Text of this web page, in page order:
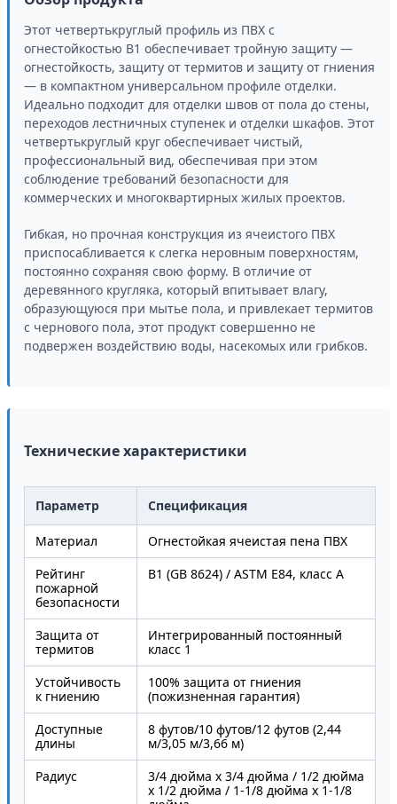
Этот четвертькруглый профиль из ПВХ с
огнестойкостью B1 обеспечивает тройную защиту —
огнестойкость, защиту от термитов и защиту от гниения
— в компактном универсальном профиле отделки.
Идеально подходит для отделки швов от пола до стены,
переходов лестничных ступенек и отделки шкафов. Этот
четвертькруглый круг обеспечивает чистый,
профессиональный вид, обеспечивая при этом
соблюдение требований безопасности для
коммерческих и многоквартирных жилых проектов.
Гибкая, но прочная конструкция из ячеистого ПВХ
приспосабливается к слегка неровным поверхностям,
постоянно сохраняя свою форму. В отличие от
деревянного кругляка, который впитывает влагу,
образующуюся при мытье пола, и привлекает термитов
с чернового пола, этот продукт совершенно не
подвержен воздействию воды, насекомых или грибков.
Технические характеристики
Параметр Спецификация
Материал
Огнестойкая ячеистая пена ПВХ
Рейтинг
пожарной
безопасности
B1 (GB 8624) / ASTM E84, класс A
Защита от
термитов
Интегрированный постоянный
класс 1
Устойчивость
к гниению
100% защита от гниения
(пожизненная гарантия)
Доступные
длины
8 футов/10 футов/12 футов (2,44
м/3,05 м/3,66 м)
Радиус
3/4 дюйма x 3/4 дюйма / 1/2 дюйма
x 1/2 дюйма / 1-1/8 дюйма x 1-1/8